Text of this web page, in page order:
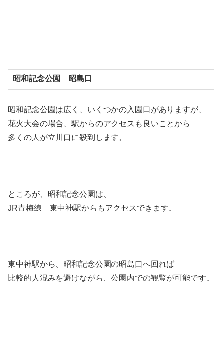
昭和記念公園 昭島口
昭和記念公園は広く、いくつかの入園口がありますが、
花火大会の場合、駅からのアクセスも良いことから
多くの人が立川口に殺到します。
ところが、昭和記念公園は、
JR青梅線 東中神駅からもアクセスできます。
東中神駅から、昭和記念公園の昭島口へ回れば
比較的人混みを避けながら、公園内での観覧が可能です。